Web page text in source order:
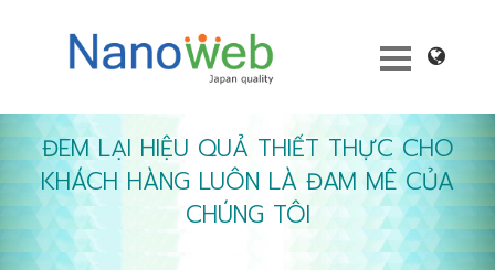
ĐEM LẠI HIỆU QUẢ THIẾT THỰC CHO
KHÁCH HÀNG LUÔN LÀ ĐAM MÊ CỦA
CHÚNG TÔI